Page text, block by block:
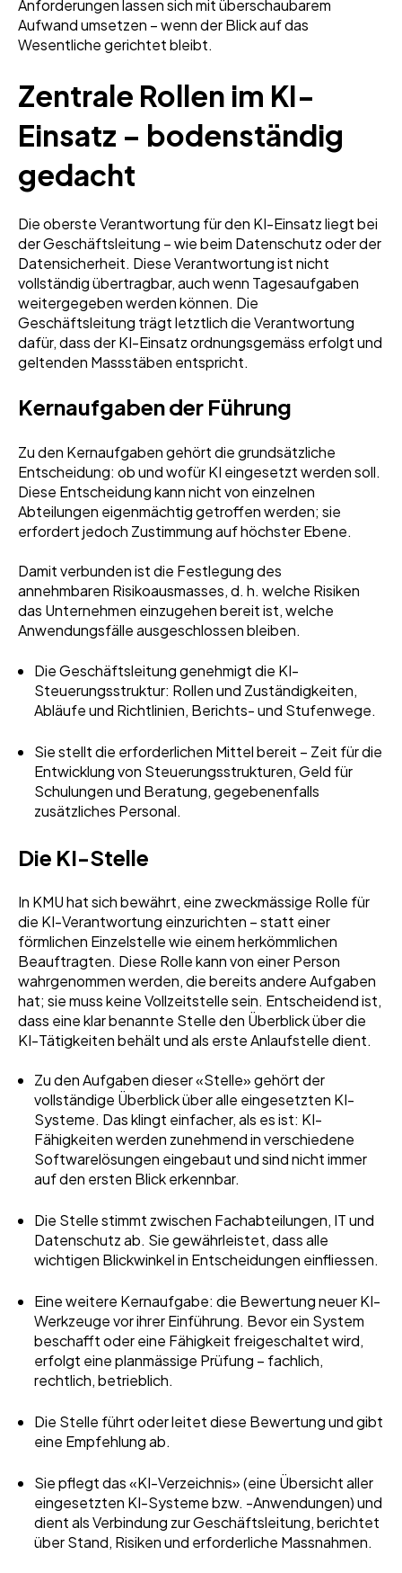
Anforderungen lassen sich mit überschaubarem
Aufwand umsetzen – wenn der Blick auf das
Wesentliche gerichtet bleibt.
Zentrale Rollen im KI-
Einsatz – bodenständig
gedacht
Die oberste Verantwortung für den KI-Einsatz liegt bei
der Geschäftsleitung – wie beim Datenschutz oder der
Datensicherheit. Diese Verantwortung ist nicht
vollständig übertragbar, auch wenn Tagesaufgaben
weitergegeben werden können. Die
Geschäftsleitung trägt letztlich die Verantwortung
dafür, dass der KI-Einsatz ordnungsgemäss erfolgt und
geltenden Massstäben entspricht.
Kernaufgaben der Führung
Zu den Kernaufgaben gehört die grundsätzliche
Entscheidung: ob und wofür KI eingesetzt werden soll.
Diese Entscheidung kann nicht von einzelnen
Abteilungen eigenmächtig getroffen werden; sie
erfordert jedoch Zustimmung auf höchster Ebene.
Damit verbunden ist die Festlegung des
annehmbaren Risikoausmasses, d. h. welche Risiken
das Unternehmen einzugehen bereit ist, welche
Anwendungsfälle ausgeschlossen bleiben.
Die Geschäftsleitung genehmigt die KI-
Steuerungsstruktur: Rollen und Zuständigkeiten,
Abläufe und Richtlinien, Berichts- und Stufenwege.
Sie stellt die erforderlichen Mittel bereit – Zeit für die
Entwicklung von Steuerungsstrukturen, Geld für
Schulungen und Beratung, gegebenenfalls
zusätzliches Personal.
Die KI-Stelle
In KMU hat sich bewährt, eine zweckmässige Rolle für
die KI-Verantwortung einzurichten – statt einer
förmlichen Einzelstelle wie einem herkömmlichen
Beauftragten. Diese Rolle kann von einer Person
wahrgenommen werden, die bereits andere Aufgaben
hat; sie muss keine Vollzeitstelle sein. Entscheidend ist,
dass eine klar benannte Stelle den Überblick über die
KI-Tätigkeiten behält und als erste Anlaufstelle dient.
Zu den Aufgaben dieser «Stelle» gehört der
vollständige Überblick über alle eingesetzten KI-
Systeme. Das klingt einfacher, als es ist: KI-
Fähigkeiten werden zunehmend in verschiedene
Softwarelösungen eingebaut und sind nicht immer
auf den ersten Blick erkennbar.
Die Stelle stimmt zwischen Fachabteilungen, IT und
Datenschutz ab. Sie gewährleistet, dass alle
wichtigen Blickwinkel in Entscheidungen einfliessen.
Eine weitere Kernaufgabe: die Bewertung neuer KI-
Werkzeuge vor ihrer Einführung. Bevor ein System
beschafft oder eine Fähigkeit freigeschaltet wird,
erfolgt eine planmässige Prüfung – fachlich,
rechtlich, betrieblich.
Die Stelle führt oder leitet diese Bewertung und gibt
eine Empfehlung ab.
Sie pflegt das «KI-Verzeichnis» (eine Übersicht aller
eingesetzten KI-Systeme bzw. -Anwendungen) und
dient als Verbindung zur Geschäftsleitung, berichtet
über Stand, Risiken und erforderliche Massnahmen.